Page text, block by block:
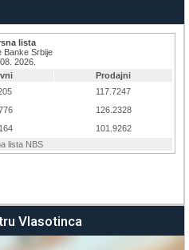
Vlasotinca